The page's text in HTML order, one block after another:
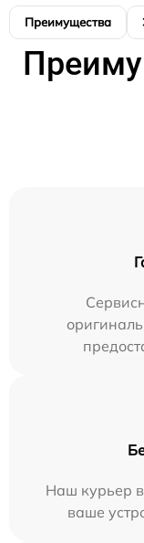
Преимущества
Наш курьер
ваше